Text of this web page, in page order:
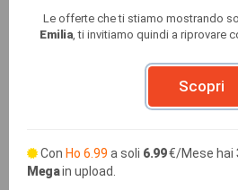
Plenitude Trend Gas
A
Le offerte che ti stiamo mostrando
Emilia, ti invitiamo quindi a riprovare
Scopri
Con Ho 6.99 a soli 6.99€/Mese hai
Megain upload.